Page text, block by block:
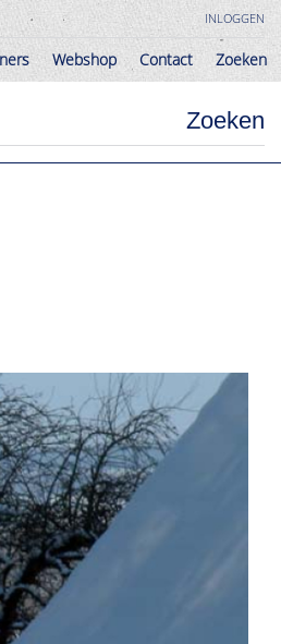
INLOGGEN
Webshop Contact Zoeken